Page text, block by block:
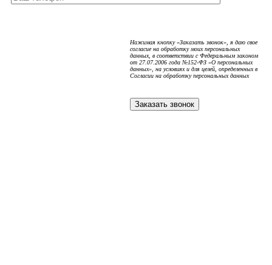
Нажимая кнопку «Заказать звонок», я даю свое
согласие на обработку моих персональных
данных, в соответствии с Федеральным законом
от 27.07.2006 года №152-ФЗ «О персональных
данных», на условиях и для целей, определенных в
Согласии на обработку персональных данных